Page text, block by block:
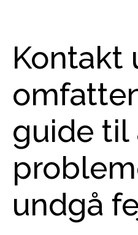
Kontakt
guide til
undgå